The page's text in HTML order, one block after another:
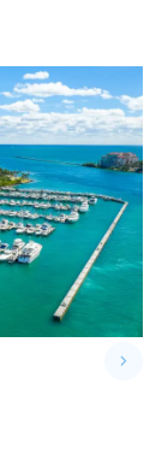
keyboard_arrow_right